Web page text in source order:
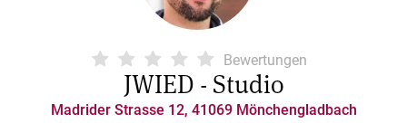
Bewertungen
JWIED - Studio
Madrider Strasse 12, 41069 Mönchengladbach